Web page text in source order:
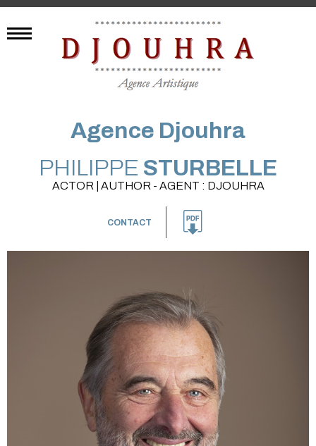
Agence Djouhra
PHILIPPE STURBELLE
ACTOR | AUTHOR - AGENT : DJOUHRA
CONTACT